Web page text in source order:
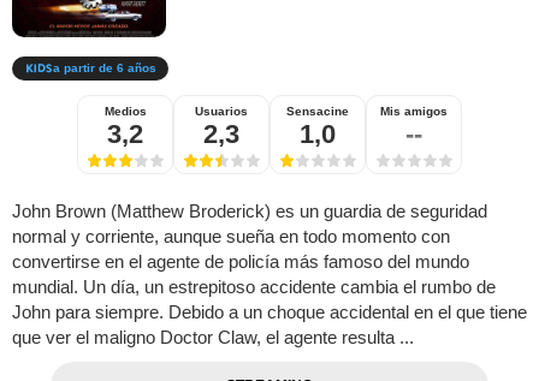
a partir de 6 años
Medios
3,2
Usuarios
2,3
Sensacine
1,0
Mis amigos
--
John Brown (Matthew Broderick) es un guardia de seguridad
normal y corriente, aunque sueña en todo momento con
convertirse en el agente de policía más famoso del mundo
mundial. Un día, un estrepitoso accidente cambia el rumbo de
John para siempre. Debido a un choque accidental en el que tiene
que ver el maligno Doctor Claw, el agente resulta ...